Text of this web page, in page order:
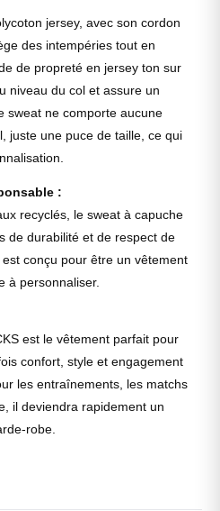
jersey, avec son cordon
des intempéries tout en
de propreté en jersey ton sur
niveau du col et assure un
sweat ne comporte aucune
juste une puce de taille, ce qui
:
recyclés, le sweat à capuche
de durabilité et de respect de
est conçu pour être un vêtement
à personnaliser.
est le vêtement parfait pour
confort, style et engagement
les entraînements, les matchs
il deviendra rapidement un
robe.